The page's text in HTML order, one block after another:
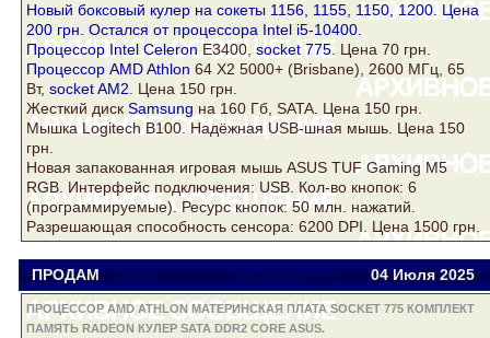
Новый боксовый кулер на сокеты 1156, 1155, 1150, 1200. Цена
200 грн. Остался от процессора Intel i5-10400.
Процессор Intel CeleronE3400, socket 775. Цена 70 грн.
Процессор AMD Athlon 64 Х2 5000+ (Brisbane), 2600 МГц, 65
Вт, socket AM2 . Цена 150 грн.
Жесткий диск Samsung на 160 Гб, SATA . Цена 150 грн.
Мышка Logitech B100. Надёжная USB-шная мышь. Цена 150
грн.
Новая запакованная игровая мышь ASUS TUF Gaming M5
RGB. Интерфейс подключения: USB. Кол-во кнопок: 6
(программируемые). Ресурс кнопок: 50 млн. нажатий.
Разрешающая способность сенсора: 6200 DPI. Цена 1500 грн.
ПРОДАМ Viator viatora@ukr.net 04 Июля 2025
ПРОЦЕССОР AMD ATHLON МАТЕРИНСКАЯ ПЛАТА SOCKET 775 КОМПЛЕКТ
ПАМЯТЬ RADEON КУЛЕР SATA DDR2 CORE ASUS.